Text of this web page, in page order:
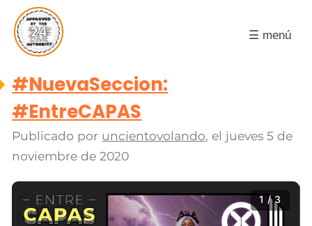
☰ menú
#NuevaSeccion:
#EntreCAPAS
Publicado por uncientovolando, el jueves 5 de
noviembre de 2020
1 / 3